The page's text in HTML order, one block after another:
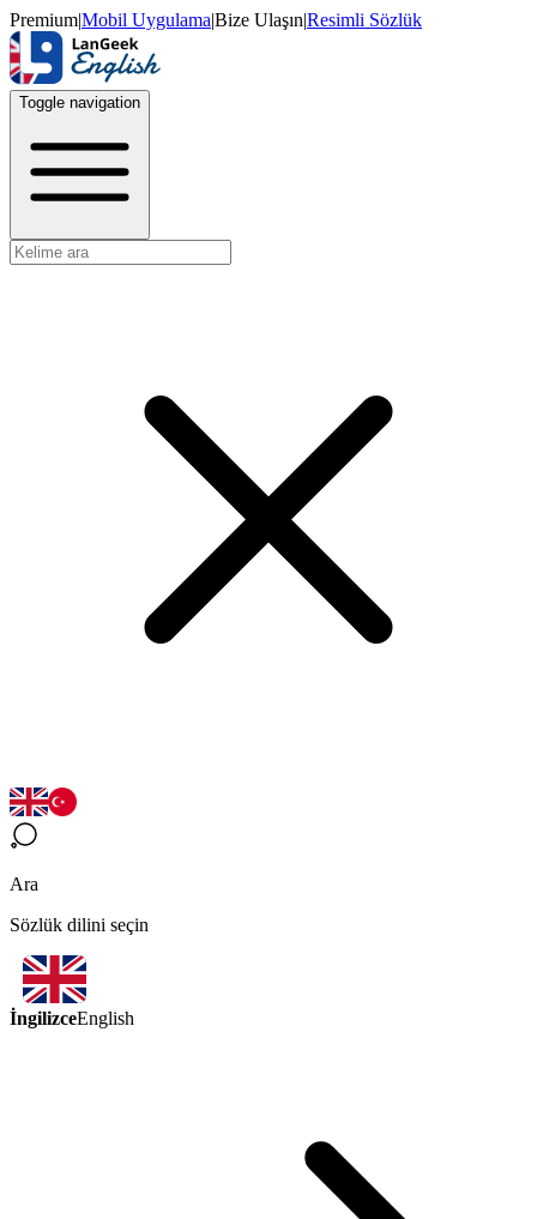
Premium|Mobil Uygulama|Bize Ulaşın|Resimli Sözlük
Toggle navigation
Ara
Sözlük dilini seçin
İngilizceEnglish